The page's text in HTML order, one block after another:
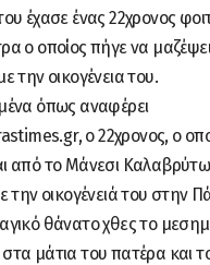
έχασε ένας 22χρονος
ο οποίος πήγε να μαζέψει
την οικογένεια του.
όπως αναφέρει
ο 22χρονος, ο
από το Μάνεσι
την οικογένειά του στην
θάνατο χθες το
μάτια του πατέρα και